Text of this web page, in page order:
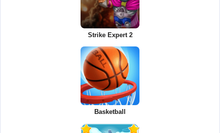
Strike Expert 2
Basketball